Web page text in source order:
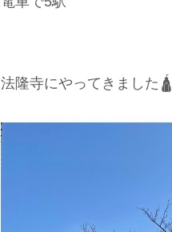
法隆寺にやってきました🛕